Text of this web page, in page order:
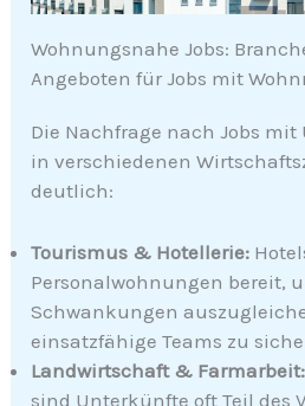
Wohnungsnahe Jobs:
Angeboten für Jobs mit
Die Nachfrage nach Jobs
in verschiedenen
deutlich:
Tourismus & Hotellerie:
Personalwohnungen bereit,
Schwankungen
einsatzfähige Teams zu
Landwirtschaft & Farmarbeit:
sind Unterkünfte oft Teil des